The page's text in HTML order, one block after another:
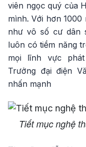
viên ngọc quý của
mình. Với hơn
như vô số cư dân
luôn có tiềm năng
mọi lĩnh vực
Trưởng đại điện
nhấn mạnh
Tiết mục nghệ